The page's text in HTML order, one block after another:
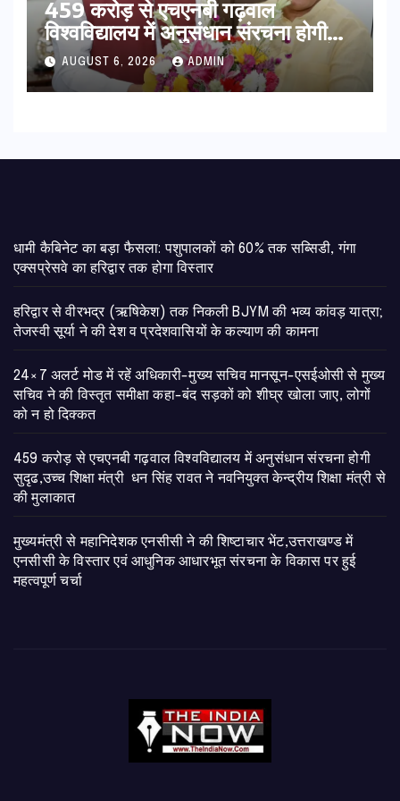
459 करोड़ से एचएनबी गढ़वाल
विश्वविद्यालय में अनुसंधान संरचना होगी
सुदृढ,उच्च शिक्षा मंत्री धन सिंह रावत ने
नवनियुक्त केन्द्रीय शिक्षा मंत्री से की
मुलाकात
AUGUST 6, 2026 ADMIN
​धामी कैबिनेट का बड़ा फैसला: पशुपालकों को 60% तक सब्सिडी, गंगा
एक्सप्रेसवे का हरिद्वार तक होगा विस्तार
​हरिद्वार से वीरभद्र (ऋषिकेश) तक निकली BJYM की भव्य कांवड़ यात्रा;
तेजस्वी सूर्या ने की देश व प्रदेशवासियों के कल्याण की कामना
24×7 अलर्ट मोड में रहें अधिकारी-मुख्य सचिव मानसून-एसईओसी से मुख्य
सचिव ने की विस्तृत समीक्षा कहा-बंद सड़कों को शीघ्र खोला जाए, लोगों
को न हो दिक्कत
459 करोड़ से एचएनबी गढ़वाल विश्वविद्यालय में अनुसंधान संरचना होगी
सुदृढ,उच्च शिक्षा मंत्री धन सिंह रावत ने नवनियुक्त केन्द्रीय शिक्षा मंत्री से
की मुलाकात
मुख्यमंत्री से महानिदेशक एनसीसी ने की शिष्टाचार भेंट,उत्तराखण्ड में
एनसीसी के विस्तार एवं आधुनिक आधारभूत संरचना के विकास पर हुई
महत्वपूर्ण चर्चा